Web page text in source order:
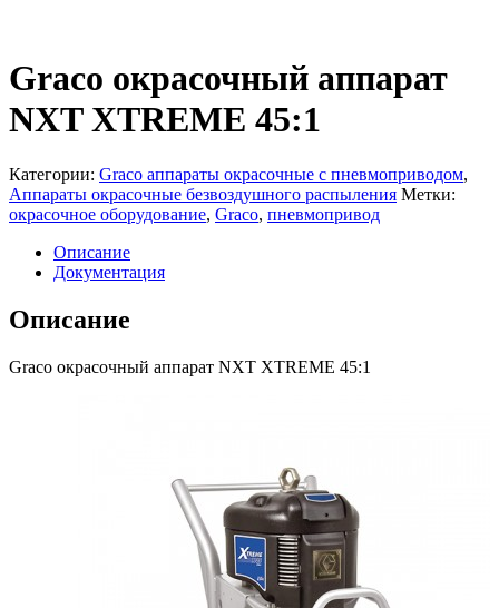
Graco окрасочный аппарат
NXT XTREME 45:1
Категории: Graco аппараты окрасочные с пневмоприводом,
Аппараты окрасочные безвоздушного распыления Метки:
окрасочное оборудование, Graco, пневмопривод
Описание
Документация
Описание
Graco окрасочный аппарат NXT XTREME 45:1